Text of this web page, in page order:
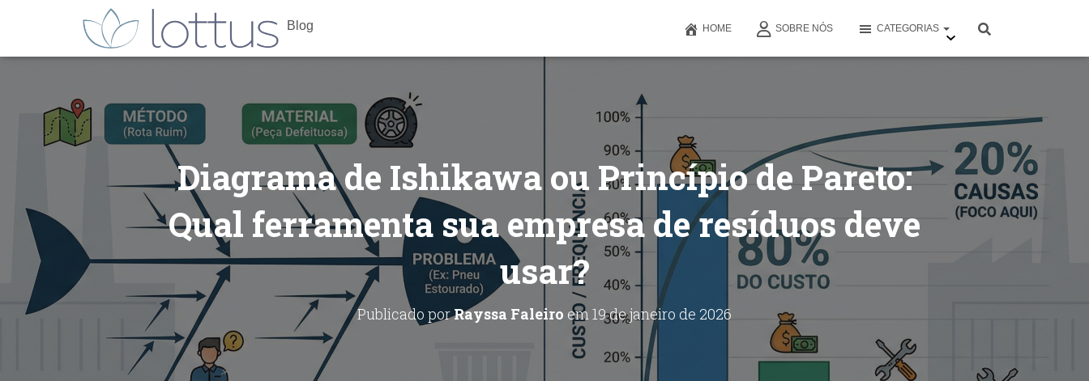
Blog HOME SOBRE NÓS CATEGORIAS
Diagrama de Ishikawa ou Princípio de Pareto:
Qual ferramenta sua empresa de resíduos deve
usar?
Publicado porRayssa Faleiro em19 de janeiro de 2026